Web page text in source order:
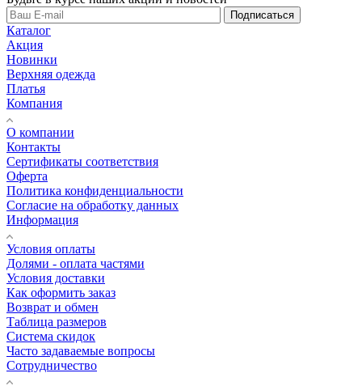
Подписаться
Каталог
Акция
Новинки
Верхняя одежда
Платья
Компания
О компании
Контакты
Сертификаты соответствия
Оферта
Политика конфиденциальности
Согласие на обработку данных
Информация
Условия оплаты
Долями - оплата частями
Условия доставки
Как оформить заказ
Возврат и обмен
Таблица размеров
Система скидок
Часто задаваемые вопросы
Сотрудничество